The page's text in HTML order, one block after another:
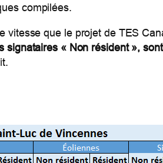
compilées.
que le projet de TES
signataires « Non résident »,